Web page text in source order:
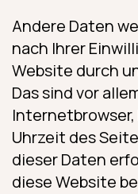
Andere Daten
nach Ihrer
Website durch
Das sind vor
Uhrzeit des
dieser Daten
diese Website